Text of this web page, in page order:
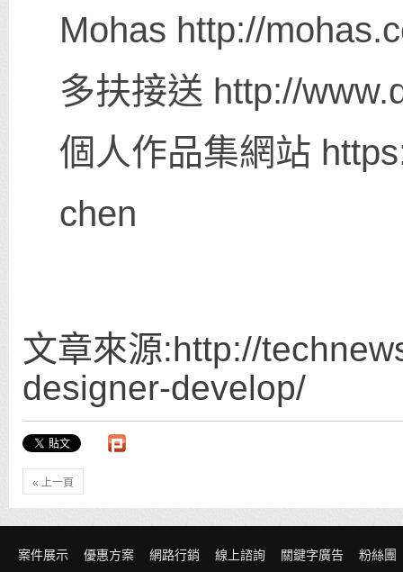
Mohas http://
多扶接送 http://
個人作品集網站
chen
文章來源:http://
designer-develop/
« 上一頁
案件展示 優惠方案 網路行銷 線上諮詢 關鍵字廣告 粉絲團